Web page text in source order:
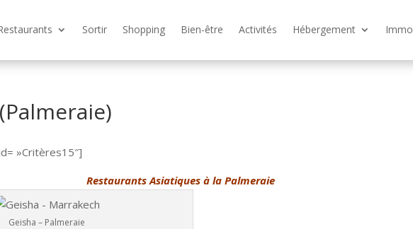
Sortir Shopping Bien-être Activités Hébergement Immo
»Critères15″]
Restaurants Asiatiques à la Palmeraie
Geisha – Palmeraie